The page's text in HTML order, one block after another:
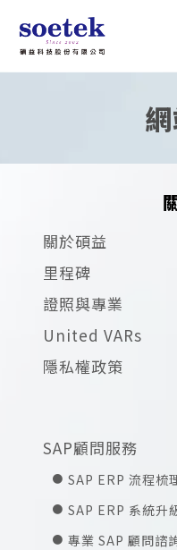
關於碩益
里程碑
證照與專業
United VARs
隱私權政策
SAP顧問服務
SAP ERP 流程梳
SAP ERP 系統升
專業 SAP 顧問諮